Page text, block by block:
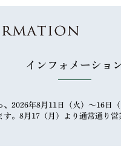
インフォメーショ
、2026年8月11日（火）～16日
す。8月17（月）より通常通り営